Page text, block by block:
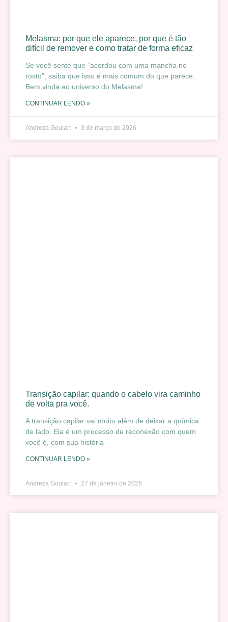
Melasma: por que ele aparece, por que é tão
difícil de remover e como tratar de forma eficaz
Se você sente que “acordou com uma mancha no
rosto”, saiba que isso é mais comum do que parece.
Bem vinda ao universo do Melasma!
CONTINUAR LENDO »
Andreza Goulart 3 de março de 2026
Transição capilar: quando o cabelo vira caminho
de volta pra você.
A transição capilar vai muito além de deixar a química
de lado. Ela é um processo de reconexão com quem
você é, com sua história
CONTINUAR LENDO »
Andreza Goulart 27 de janeiro de 2026